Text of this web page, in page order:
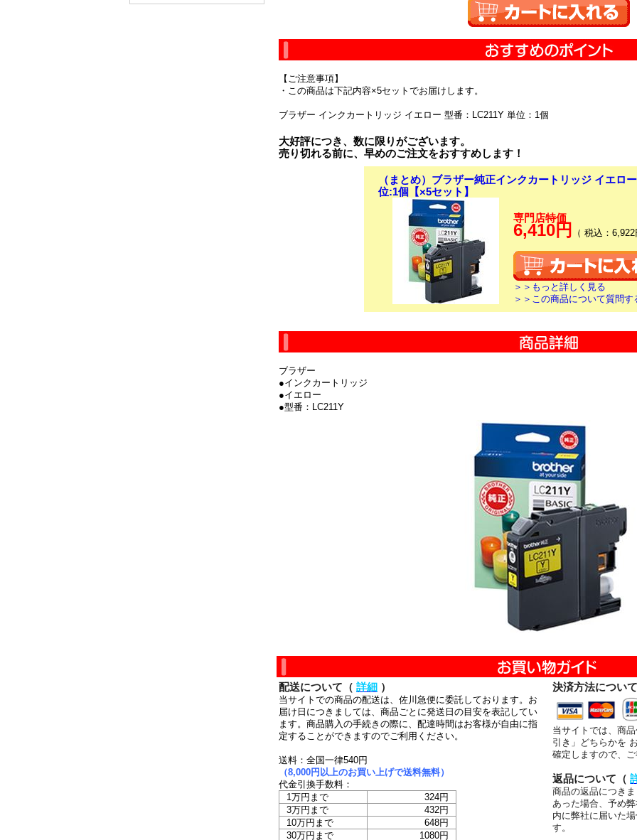
【ご注意事項】
・この商品は下記内容×5セットでお届けします。
ブラザー インクカートリッジ イエロー 型番：LC211Y 単位：1個
大好評につき、数に限りがございます。
売り切れる前に、早めのご注文をおすすめします！
（まとめ）ブラザー純正インクカートリッジ イエロ
位:1個【×5セット】
専門店特価
6,410円 （ 税込：6,922
＞＞もっと詳しく見る
＞＞この商品について質問す
ブラザー
●インクカートリッジ
●イエロー
●型番：LC211Y
配送について（ 詳細 ）
当サイトでの商品の配送は、佐川急便に委託しております。お
届け日につきましては、商品ごとに発送日の目安を表記してい
ます。商品購入の手続きの際に、配達時間はお客様が自由に指
定することができますのでご利用ください。
送料：全国一律540円
（8,000円以上のお買い上げで送料無料）
代金引換手数料：
1万円まで
324円
3万円まで
432円
10万円まで
648円
30万円まで
1080円
決済方法につい
当サイトでは、商
引き」どちらかを
確定しますので、
返品について（
商品の返品につき
あった場合、予め
内に弊社に届いた
す。